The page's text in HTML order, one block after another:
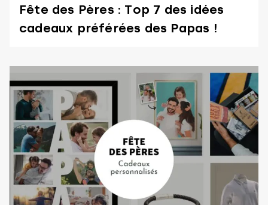
Fête des Pères : Top 7 des idées
cadeaux préférées des Papas !